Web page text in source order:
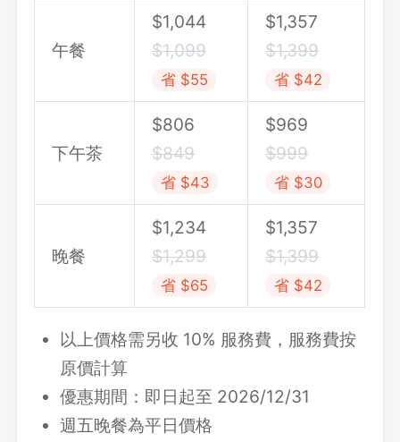
午餐
$1,044
$1,099
省 $55
$1,357
$1,399
省 $42
下午茶
$806
$849
省 $43
$969
$999
省 $30
晚餐
$1,234
$1,299
省 $65
$1,357
$1,399
省 $42
以上價格需另收 10% 服務費，服務費按
原價計算
優惠期間：即日起至 2026/12/31
週五晚餐為平日價格